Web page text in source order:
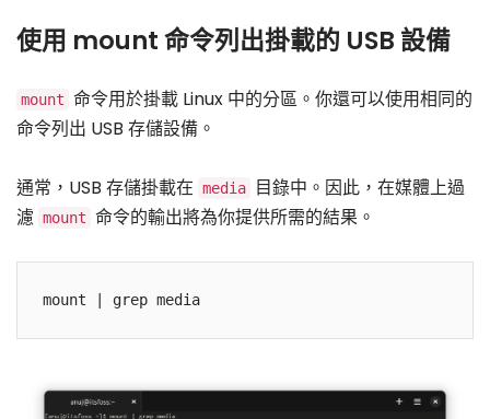
使用 mount 命令列出掛載的 USB 設備
mount 命令用於掛載 Linux 中的分區。你還可以使用相同的
命令列出 USB 存儲設備。
通常，USB 存儲掛載在 media
目錄中。因此，在媒體上過
濾 mount 命令的輸出將為你提供所需的結果。